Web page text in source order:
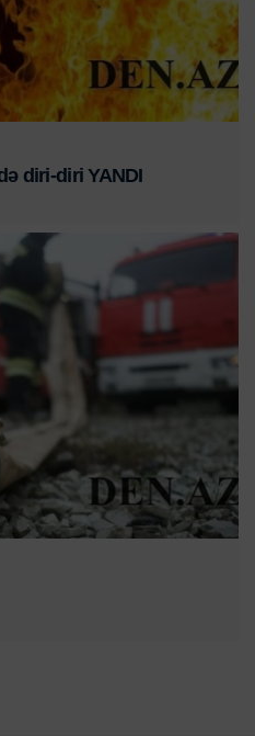
diri-diri YANDI